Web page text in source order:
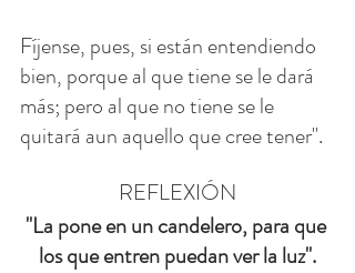
Fíjense, pues, si están entendiendo
bien, porque al que tiene se le dará
más; pero al que no tiene se le
quitará aun aquello que cree tener".
REFLEXIÓN
"La pone en un candelero, para que
los que entren puedan ver la luz".